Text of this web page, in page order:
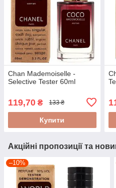
Chan Mademoiselle -
Selective Tester 60ml
119,70 ₴ 133 ₴
Купити
Акційні пропозиції та
–10%